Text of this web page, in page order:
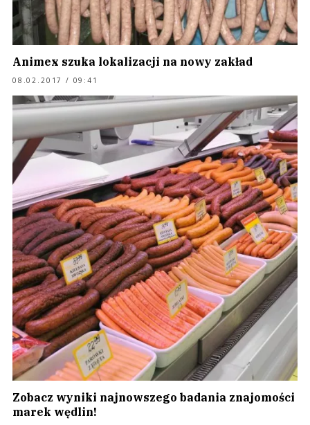
Animex szuka lokalizacji na nowy zakład
08.02.2017 / 09:41
Zobacz wyniki najnowszego badania znajomości
marek wędlin!